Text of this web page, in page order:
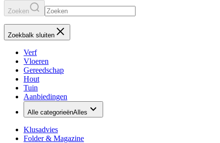
Zoeken
Zoekbalk sluiten
Verf
Vloeren
Gereedschap
Hout
Tuin
Aanbiedingen
Alle categorieënAlles
Klusadvies
Folder & Magazine